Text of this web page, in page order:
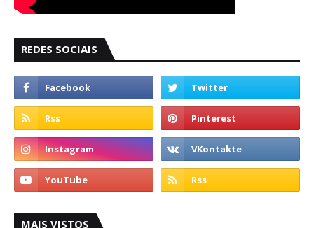
REDES SOCIAIS
MAIS VISTOS